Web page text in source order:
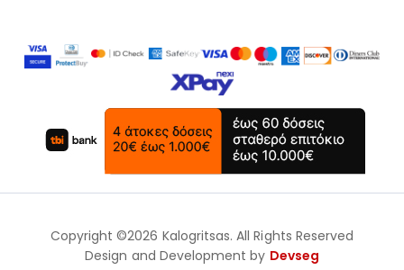
Copyright ©2026 Kalogritsas. All Rights Reserved
Design and Development by Devseg